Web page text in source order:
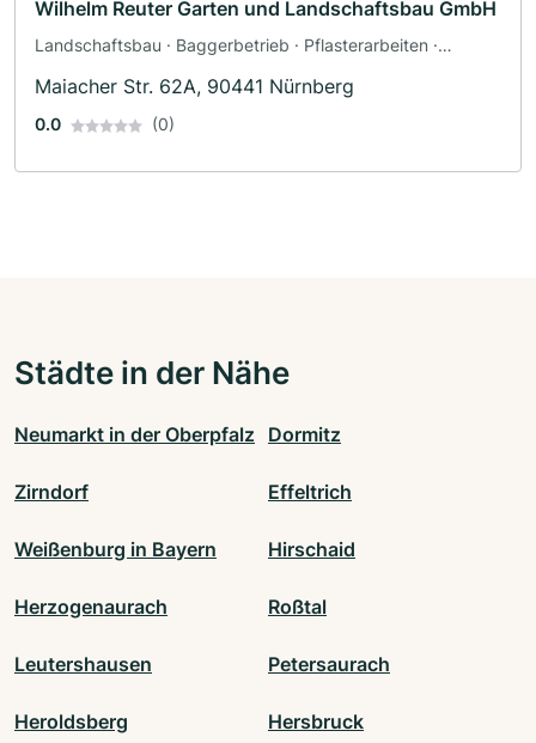
Wilhelm Reuter Garten und Landschaftsbau GmbH
Landschaftsbau · Baggerbetrieb · Pflasterarbeiten ·
Maiacher Str. 62A, 90441 Nürnberg
0.0 (0)
Städte in der Nähe
Neumarkt in der Oberpfalz Dormitz
Zirndorf Effeltrich
Weißenburg in Bayern Hirschaid
Herzogenaurach Roßtal
Leutershausen Petersaurach
Heroldsberg Hersbruck